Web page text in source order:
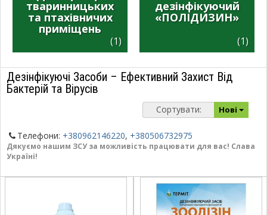
тваринницьких
та птахівничих
приміщень
(1)
дезінфікуючий
«ПОЛІДИЗИН»
(1)
Дезінфікуючі Засоби – Ефективний Захист Від
Бактерій та Вірусів
Сортувати: Нові
Телефони: +380962146220, +380506732975
Дякуємо нашим ЗСУ за можливість працювати для вас! Слава
Україні!